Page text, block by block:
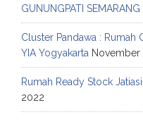
GUNUNGPATI SEMARANG
Cluster Pandawa : Rumah
YIA Yogyakarta November
Rumah Ready Stock
2022